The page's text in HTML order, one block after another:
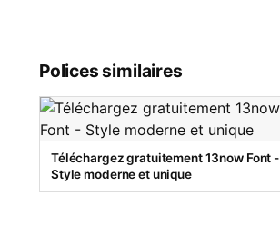
Polices similaires
Téléchargez gratuitement 13now Font -
Style moderne et unique